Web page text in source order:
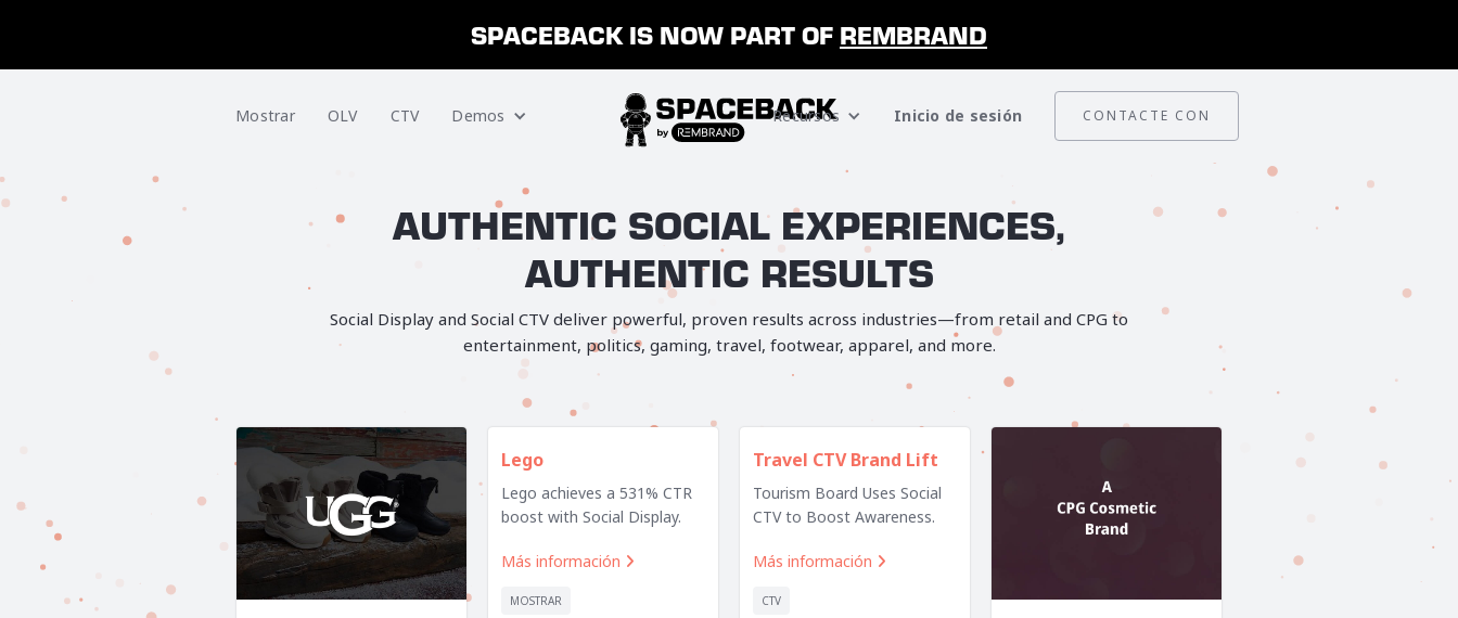
SPACEBACK IS NOW PART OF REMBRAND
Mostrar OLV CTV Demos Recursos Inicio de sesión CONTACTE CON
AUTHENTIC SOCIAL EXPERIENCES,
AUTHENTIC RESULTS
Social Display and Social CTV deliver powerful, proven results across industries—from retail and CPG to
entertainment, politics, gaming, travel, footwear, apparel, and more.
Lego
Lego achieves a 531% CTR
boost with Social Display.
Más información 
MOSTRAR
Travel CTV Brand Lift
Tourism Board Uses Social
CTV to Boost Awareness.
Más información 
CTV